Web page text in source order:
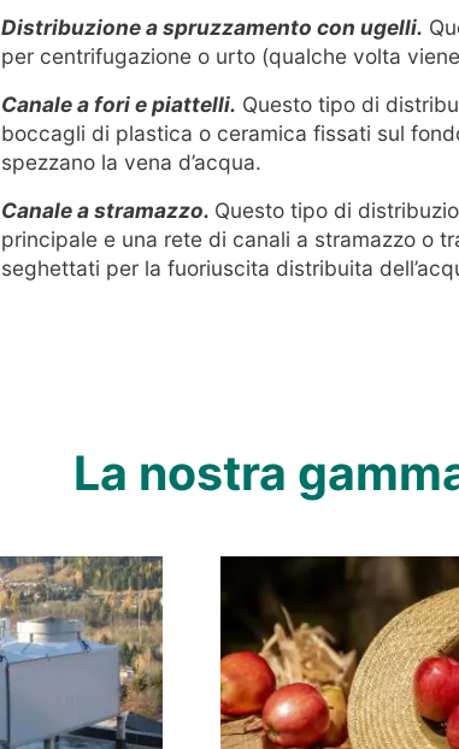
Distribuzione a spruzzamento con ugelli.
per centrifugazione o urto (qualche volta
Canale a fori e piattelli. Questo tipo di
boccagli di plastica o ceramica fissati sul
spezzano la vena d’acqua.
Canale a stramazzo. Questo tipo di
principale e una rete di canali a stramazzo o
seghettati per la fuoriuscita distribuita
La nostra